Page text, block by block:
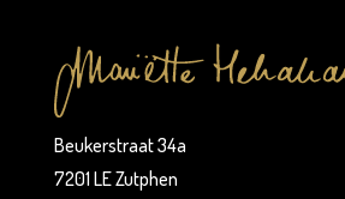
Beukerstraat 34a
7201 LE Zutphen